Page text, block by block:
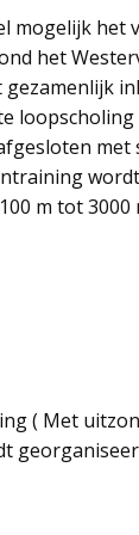
mogelijk het
het
m tot 3000
( Met